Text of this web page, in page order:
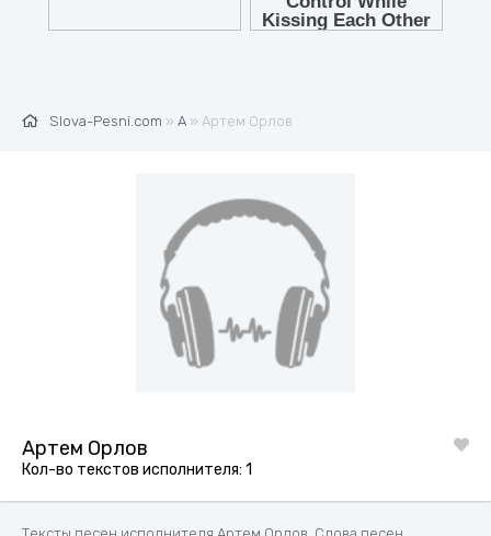
Slova-Pesni.com » А » Артем Орлов
Артем Орлов
Кол-во текстов исполнителя: 1